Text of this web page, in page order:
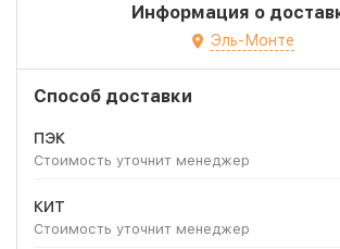
Информация о
Эль-Монте
Способ доставки
ПЭК
Стоимость уточнит менеджер
КИТ
Стоимость уточнит менеджер